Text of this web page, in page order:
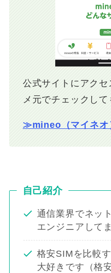
公式サイトにアク
メ元でチェックして
≫mineo（マイネオ
自己紹介
通信業界でネッ
エンジニアして
格安SIMを比較
大好きです（格